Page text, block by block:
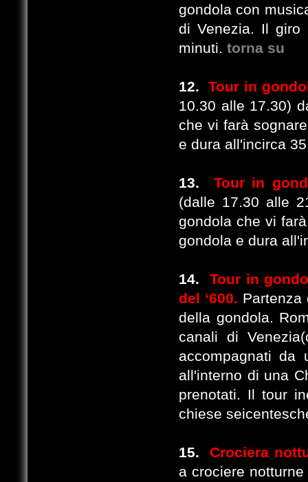
gondola con
di Venezia. Il giro
minuti. torna su
12.Tour in
10.30 alle 17.30)
che vi farà
e dura all'incirca
13. Tour in
(dalle 17.30 alle
gondola che vi
gondola e dura
14.
Tour in
del ‘600. Partenza
della gondola.
canali di
accompagnati da
all'interno di una
prenotati. Il tour
chiese
15.Crociera
a crociere